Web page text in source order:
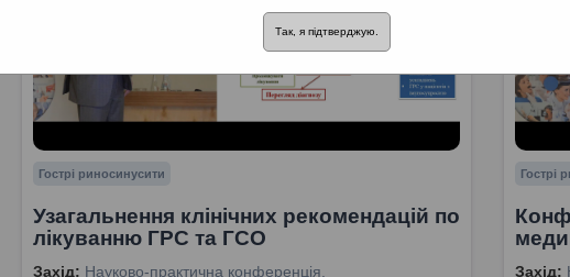
Гострі риносинусити
Узагальнення клінічних рекомендацій по
лікуванню ГРС та ГСО
Захід: Науково-практична конференція.
Гострі
Захід:
Так, я підтверджую.